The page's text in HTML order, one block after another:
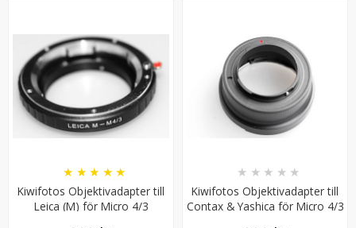
LÄGG I VARUKORG
Kiwifotos Objektivadapter till
Leica (M) för Micro 4/3
★ ★ ★ ★ ★
Kiwifotos Objektivadapter till
Contax & Yashica för Micro 4/3
★ ★ ★ ★ ★